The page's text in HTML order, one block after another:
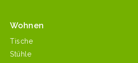
Wohnen
Tische
Stühle